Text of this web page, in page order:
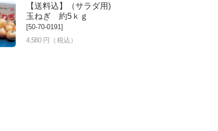
【送料込】（サラダ用)
玉ねぎ 約5ｋｇ
[50-70-0191]
4,580 円（税込）